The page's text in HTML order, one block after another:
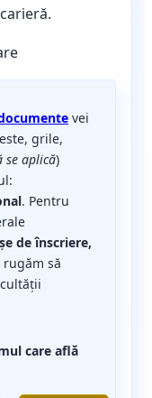
vei
grile,
se aplică)
. Pentru
de înscriere,
rugăm să
care află